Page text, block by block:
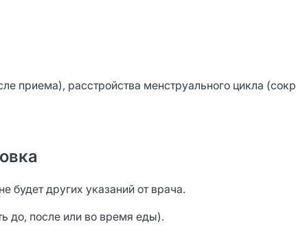
приема), расстройства менструального цикла
будет других указаний от врача.
до, после или во время еды).